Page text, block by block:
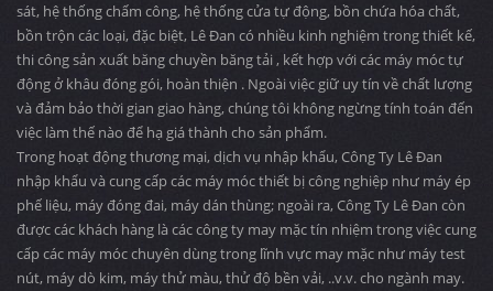
sát, hệ thống chấm công, hệ thống cửa tự động, bồn chứa hóa chất,
bồn trộn các loại, đặc biệt, Lê Đan có nhiều kinh nghiệm trong thiết kế,
thi công sản xuất băng chuyền băng tải , kết hợp với các máy móc tự
động ở khâu đóng gói, hoàn thiện . Ngoài việc giữ uy tín về chất lượng
và đảm bảo thời gian giao hàng, chúng tôi không ngừng tính toán đến
việc làm thế nào để hạ giá thành cho sản phẩm.
Trong hoạt động thương mại, dịch vụ nhập khẩu, Công Ty Lê Đan
nhập khẩu và cung cấp các máy móc thiết bị công nghiệp như máy ép
phế liệu, máy đóng đai, máy dán thùng; ngoài ra, Công Ty Lê Đan còn
được các khách hàng là các công ty may mặc tín nhiệm trong việc cung
cấp các máy móc chuyên dùng trong lĩnh vực may mặc như máy test
nút, máy dò kim, máy thử màu, thử độ bền vải, ..v.v. cho ngành may.